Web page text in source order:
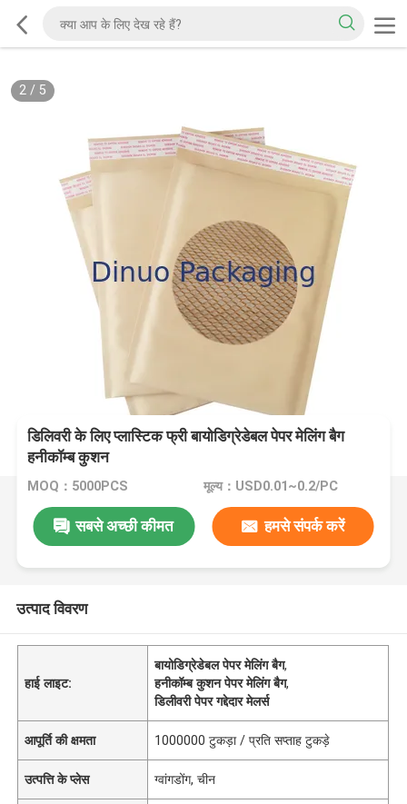
2/ 5
डिलिवरी के लिए प्लास्टिक फ्री बायोडिग्रेडेबल पेपर मेलिंग बैग
हनीकॉम्ब कुशन
MOQ：5000PCS मूल्य：USD0.01~0.2/PC
सबसे अच्छी कीमत हमसे संपर्क करें
उत्पाद विवरण
हाई लाइट:
बायोडिग्रेडेबल पेपर मेलिंग बैग,
हनीकॉम्ब कुशन पेपर मेलिंग बैग,
डिलीवरी पेपर गद्देदार मेलर्स
आपूर्ति की क्षमता 1000000 टुकड़ा / प्रति सप्ताह टुकड़े
उत्पत्ति के प्लेस ग्वांगडोंग, चीन